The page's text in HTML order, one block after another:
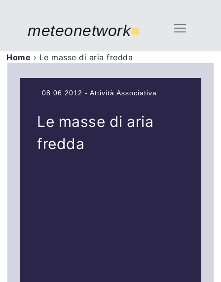
meteonetwork■
Home › Le masse di aria fredda
08.06.2012 - Attività Associativa
Le masse di aria
fredda